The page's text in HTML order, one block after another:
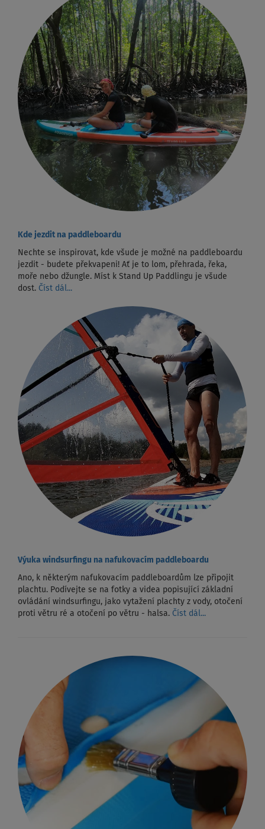
Kde jezdit na paddleboardu
Nechte se inspirovat, kde všude je možné na paddleboardu
jezdit - budete překvapeni! Ať je to lom, přehrada, řeka,
moře nebo džungle. Míst k Stand Up Paddlingu je všude
dost. Číst dál...
Výuka windsurfingu na nafukovacím paddleboardu
Ano, k některým nafukovacím paddleboardům lze připojit
plachtu. Podívejte se na fotky a videa popisující základní
ovládání windsurfingu, jako vytažení plachty z vody, otočení
proti větru ré a otočení po větru - halsa. Číst dál...